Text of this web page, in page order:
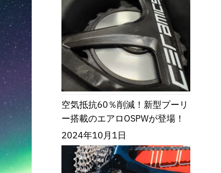
空気抵抗60％削減！新型プーリ
ー搭載のエアロOSPWが登場！
2024年10月1日